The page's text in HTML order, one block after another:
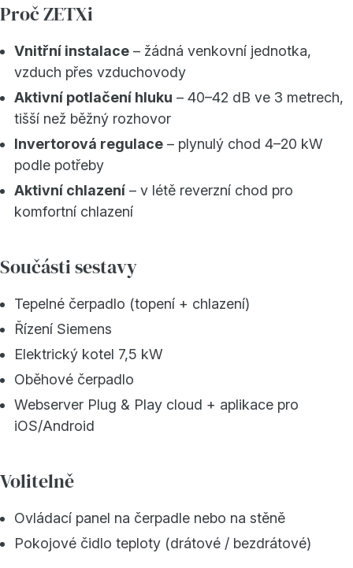
Proč ZETXi
Vnitřní instalace – žádná venkovní jednotka,
vzduch přes vzduchovody
Aktivní potlačení hluku – 40–42 dB ve 3 metrech,
tišší než běžný rozhovor
Invertorová regulace – plynulý chod 4–20 kW
podle potřeby
Aktivní chlazení – v létě reverzní chod pro
komfortní chlazení
Součásti sestavy
Tepelné čerpadlo (topení + chlazení)
Řízení Siemens
Elektrický kotel 7,5 kW
Oběhové čerpadlo
Webserver Plug & Play cloud + aplikace pro
iOS/Android
Volitelně
Ovládací panel na čerpadle nebo na stěně
Pokojové čidlo teploty (drátové / bezdrátové)